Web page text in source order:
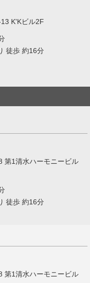
K'Kビル2F
徒歩 約16分
第1清水ハーモニービル
徒歩 約16分
第1清水ハーモニービル